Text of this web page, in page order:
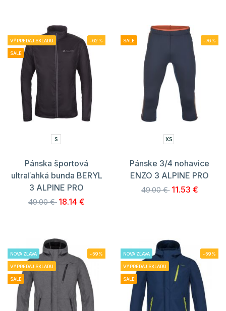
VÝPREDAJ SKLADU
SALE
-62%
S
Pánska športová
ultraľahká bunda BERYL
3 ALPINE PRO
49.00 € 18.14 €
SALE -76%
XS
Pánske 3/4 nohavice
ENZO 3 ALPINE PRO
49.00 € 11.53 €
NOVÁ ZĽAVA
VÝPREDAJ SKLADU
SALE
-59% NOVÁ ZĽAVA
VÝPREDAJ SKLADU
SALE
-59%